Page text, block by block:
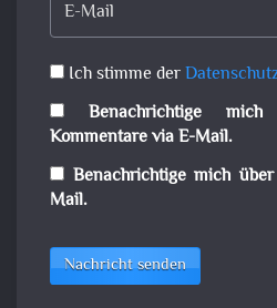
Ich stimme der
Benachrichtige
Kommentare via E-Mail.
Benachrichtige mich
Mail.
Nachricht senden